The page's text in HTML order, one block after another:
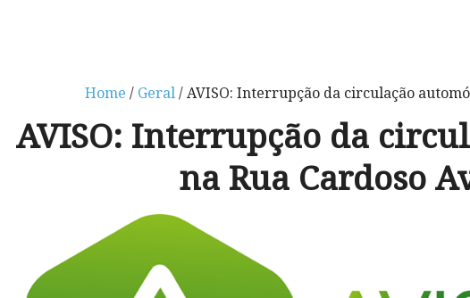
Home / Geral/ AVISO: Interrupção da circulação
AVISO: Interrupção da
na Rua Cardoso